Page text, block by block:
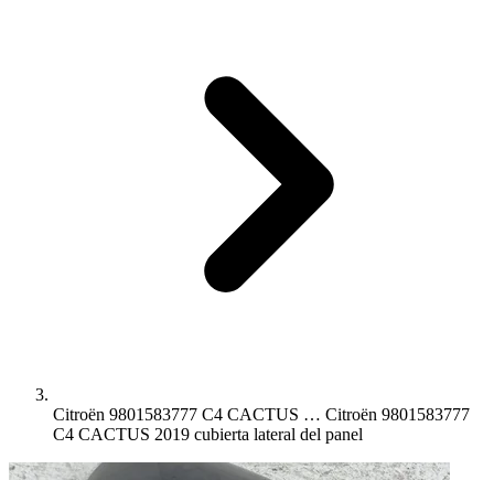
Citroën 9801583777 C4 CACTUS … Citroën 9801583777
C4 CACTUS 2019 cubierta lateral del panel